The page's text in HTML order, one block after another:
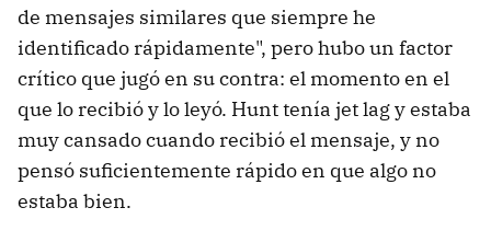
de mensajes similares que siempre he
identificado rápidamente", pero hubo un factor
crítico que jugó en su contra: el momento en el
que lo recibió y lo leyó. Hunt tenía jet lag y estaba
muy cansado cuando recibió el mensaje, y no
pensó suficientemente rápido en que algo no
estaba bien.